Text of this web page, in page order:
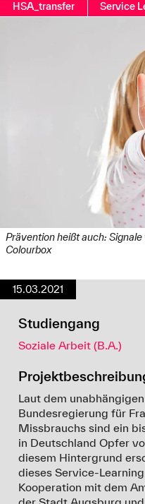
HSA_transfer Service
Prävention heißt auch:
Colourbox
15.03.2021
Studiengang
Soziale Arbeit (B.A.)
Laut dem
Bundesregierung für
Missbrauchs sind ein
in Deutschland Opfer
diesem Hintergrund
dieses Service-
Kooperation mit dem